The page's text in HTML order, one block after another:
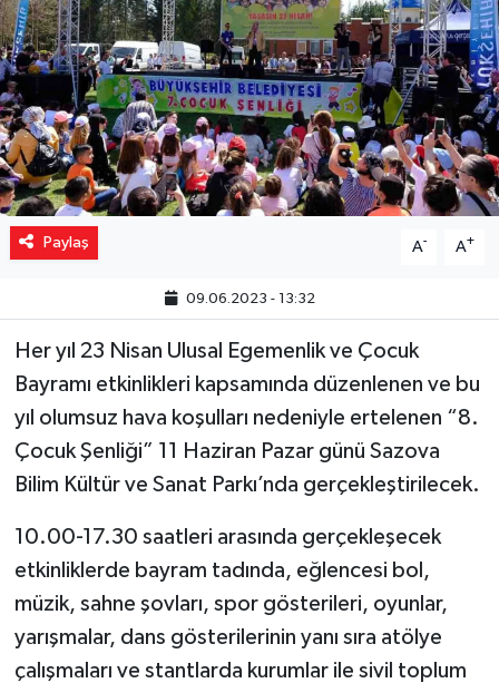
Paylaş A- A+
09.06.2023 - 13:32
Her yıl 23 Nisan Ulusal Egemenlik ve Çocuk
Bayramı etkinlikleri kapsamında düzenlenen ve bu
yıl olumsuz hava koşulları nedeniyle ertelenen “8.
Çocuk Şenliği” 11 Haziran Pazar günü Sazova
Bilim Kültür ve Sanat Parkı’nda gerçekleştirilecek.
10.00-17.30 saatleri arasında gerçekleşecek
etkinliklerde bayram tadında, eğlencesi bol,
müzik, sahne şovları, spor gösterileri, oyunlar,
yarışmalar, dans gösterilerinin yanı sıra atölye
çalışmaları ve stantlarda kurumlar ile sivil toplum